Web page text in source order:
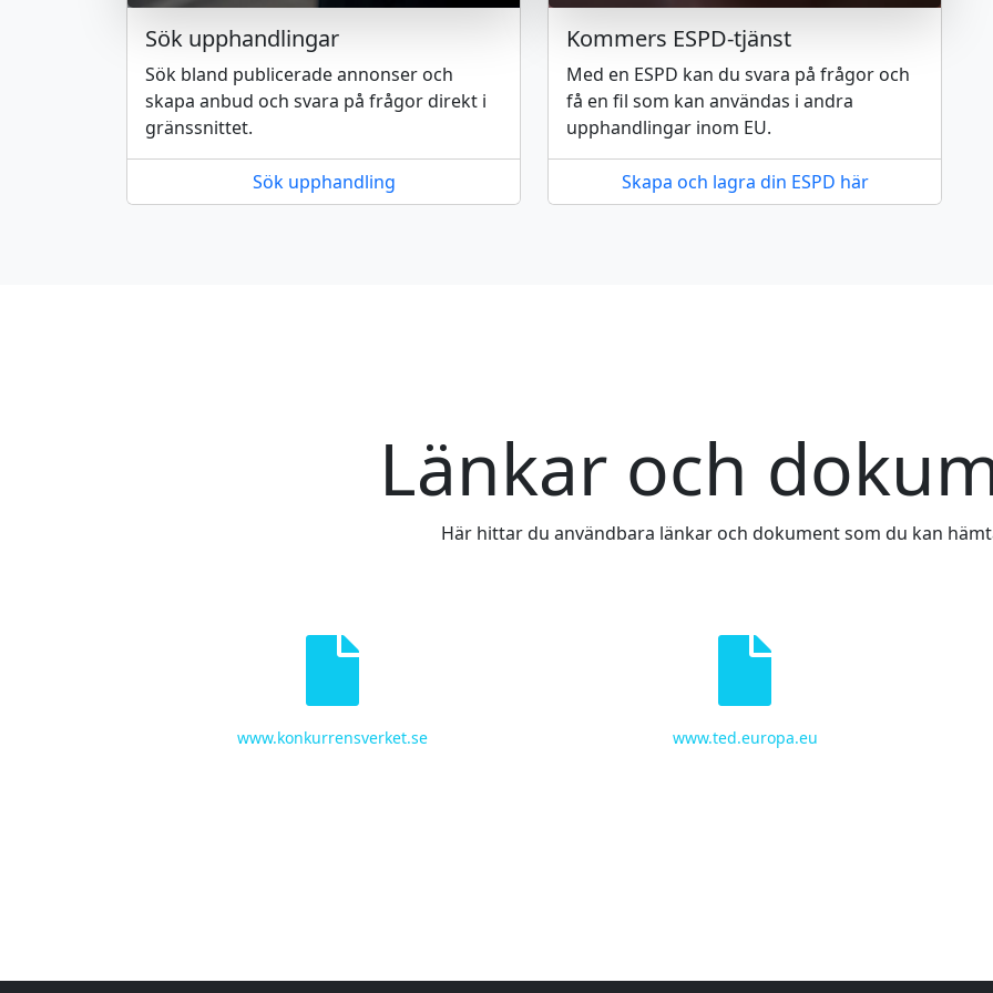
Sök upphandlingar
Sök bland publicerade annonser och
skapa anbud och svara på frågor direkt i
gränssnittet.
Sök upphandling
Kommers ESPD-tjänst
Med en ESPD kan du svara på frågor och
få en fil som kan användas i andra
upphandlingar inom EU.
Skapa och lagra din ESPD här
Länkar och
Här hittar du användbara länkar och dokument som du kan
www.konkurrensverket.se www.ted.europa.eu